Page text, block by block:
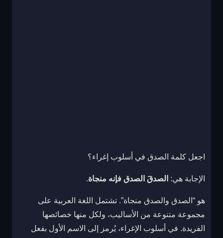
اجعل كلمة الصدق في أسلوب إغراء؟
الإجابة هي: الصدقَ الصدق فإنه منجاة.
هو “الصدق والصدق منجاة”. تشتمل اللغة العربية على
مجموعة متنوعة من الأساليب، ولكل منها خصائصها
الفريدة. في أسلوب الإغراء، يُرمز إلى الاسم الأول بفعل